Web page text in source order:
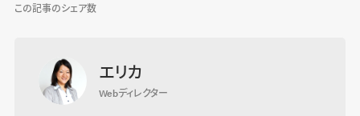
この記事のシェア数
エリカ
Webディレクター